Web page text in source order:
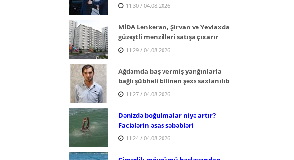
11:30 / 04.08.2026
MİDA Lənkəran, Şirvan və Yevlaxda
güzəştli mənzilləri satışa çıxarır
11:29 / 04.08.2026
Ağdamda baş vermiş yanğınlarla
bağlı şübhəli bilinən şəxs saxlanılıb
11:27 / 04.08.2026
Dənizdə boğulmalar niyə artır?
Faciələrin əsas səbəbləri
11:24 / 04.08.2026